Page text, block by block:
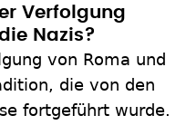
Verfolgung
Nazis?
von Roma und
die von den
fortgeführt wurde.